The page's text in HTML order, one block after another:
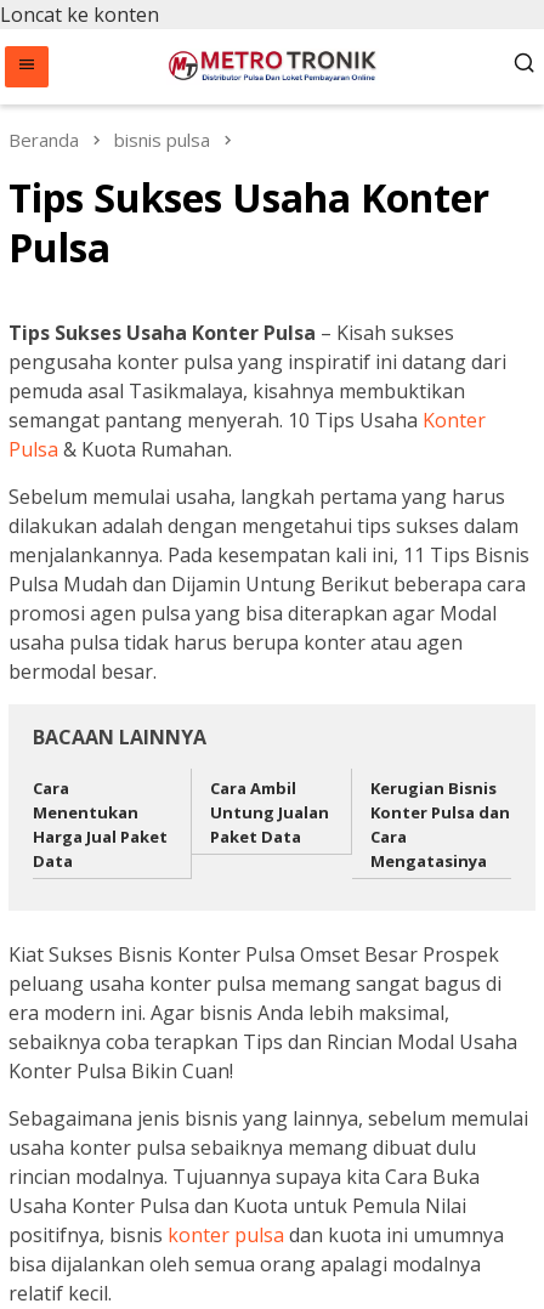
Loncat ke konten
Beranda bisnis pulsa
Tips Sukses Usaha Konter
Pulsa
Tips Sukses Usaha Konter Pulsa – Kisah sukses
pengusaha konter pulsa yang inspiratif ini datang dari
pemuda asal Tasikmalaya, kisahnya membuktikan
semangat pantang menyerah. 10 Tips Usaha Konter
Pulsa & Kuota Rumahan.
Sebelum memulai usaha, langkah pertama yang harus
dilakukan adalah dengan mengetahui tips sukses dalam
menjalankannya. Pada kesempatan kali ini, 11 Tips Bisnis
Pulsa Mudah dan Dijamin Untung Berikut beberapa cara
promosi agen pulsa yang bisa diterapkan agar Modal
usaha pulsa tidak harus berupa konter atau agen
bermodal besar.
BACAAN LAINNYA
Cara
Menentukan
Harga Jual Paket
Data
Cara Ambil
Untung Jualan
Paket Data
Kerugian Bisnis
Konter Pulsa dan
Cara
Mengatasinya
Kiat Sukses Bisnis Konter Pulsa Omset Besar Prospek
peluang usaha konter pulsa memang sangat bagus di
era modern ini. Agar bisnis Anda lebih maksimal,
sebaiknya coba terapkan Tips dan Rincian Modal Usaha
Konter Pulsa Bikin Cuan!
Sebagaimana jenis bisnis yang lainnya, sebelum memulai
usaha konter pulsa sebaiknya memang dibuat dulu
rincian modalnya. Tujuannya supaya kita Cara Buka
Usaha Konter Pulsa dan Kuota untuk Pemula Nilai
positifnya, bisnis konter pulsa dan kuota ini umumnya
bisa dijalankan oleh semua orang apalagi modalnya
relatif kecil.